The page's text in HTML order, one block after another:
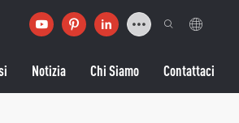
Notizia Chi Siamo Contattaci